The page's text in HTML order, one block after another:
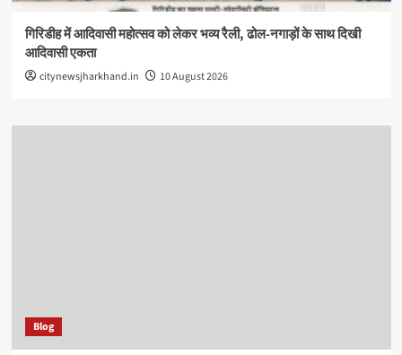
गिरिडीह में आदिवासी महोत्सव को लेकर भव्य रैली, ढोल-नगाड़ों के साथ दिखी
आदिवासी एकता
citynewsjharkhand.in 10 August 2026
Blog